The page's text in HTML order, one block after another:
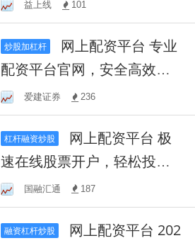
益上线 101
炒股加杠杆
配资平台官网，安全高效投
资之选！
爱建证券 236
杠杆融资炒股
速在线股票开户，轻松投资
理财！国融汇通 187
融资杠杆炒股